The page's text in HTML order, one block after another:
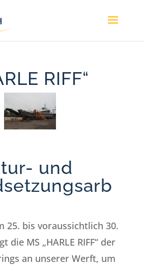
RIFF“
und
25. bis voraussichtlich 30.
die MS „HARLE RIFF“ der
an unserer Werft, um